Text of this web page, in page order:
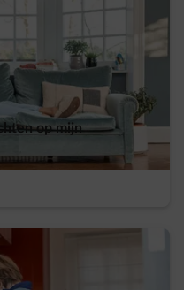
op mijn